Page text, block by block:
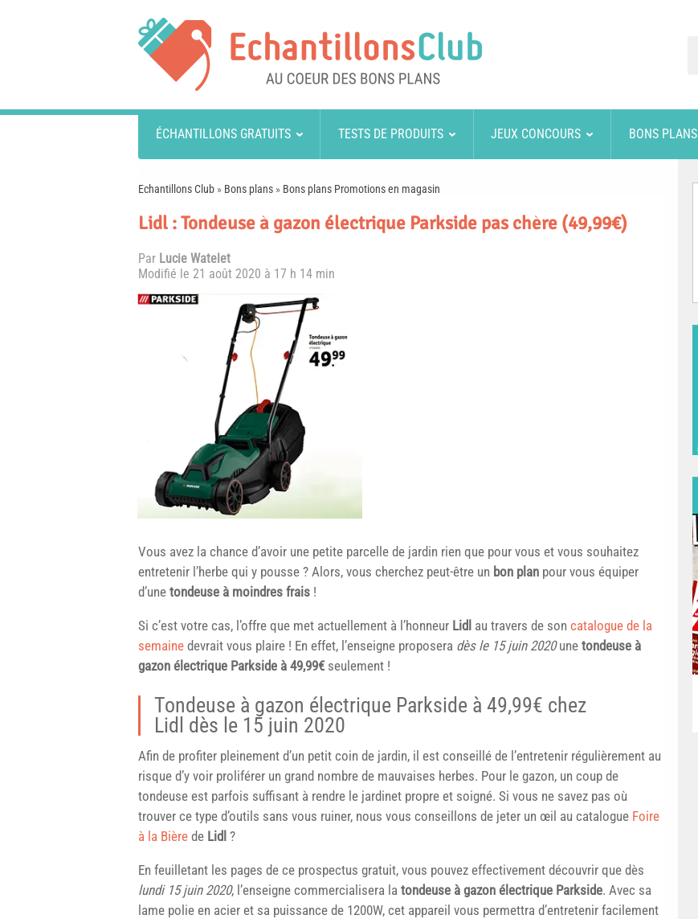
ÉCHANTILLONS GRATUITS TESTS DE PRODUITS JEUX CONCOURS BONS PLANS
Echantillons Club » Bons plans » Bons plans Promotions en magasin
Lidl : Tondeuse à gazon électrique Parkside pas chère (49,99€)
Par Lucie Watelet
Modifié le 21 août 2020 à 17 h 14 min
Vous avez la chance d’avoir une petite parcelle de jardin rien que pour vous et vous souhaitez
entretenir l’herbe qui y pousse ? Alors, vous cherchez peut-être un bon plan pour vous équiper
d’une tondeuse à moindres frais !
Si c’est votre cas, l’offre que met actuellement à l’honneur Lidl au travers de son catalogue de la
semaine devrait vous plaire ! En effet, l’enseigne proposera dès le 15 juin 2020une tondeuse à
gazon électrique Parkside à 49,99€ seulement !
Tondeuse à gazon électrique Parkside à 49,99€ chez
Lidl dès le 15 juin 2020
Afin de profiter pleinement d’un petit coin de jardin, il est conseillé de l’entretenir régulièrement au
risque d’y voir proliférer un grand nombre de mauvaises herbes. Pour le gazon, un coup de
tondeuse est parfois suffisant à rendre le jardinet propre et soigné. Si vous ne savez pas où
trouver ce type d’outils sans vous ruiner, nous vous conseillons de jeter un œil au catalogue Foire
à la Bière de Lidl ?
En feuilletant les pages de ce prospectus gratuit, vous pouvez effectivement découvrir que dès
lundi 15 juin 2020, l’enseigne commercialisera la tondeuse à gazon électrique Parkside. Avec sa
lame polie en acier et sa puissance de 1200W, cet appareil vous permettra d’entretenir facilement